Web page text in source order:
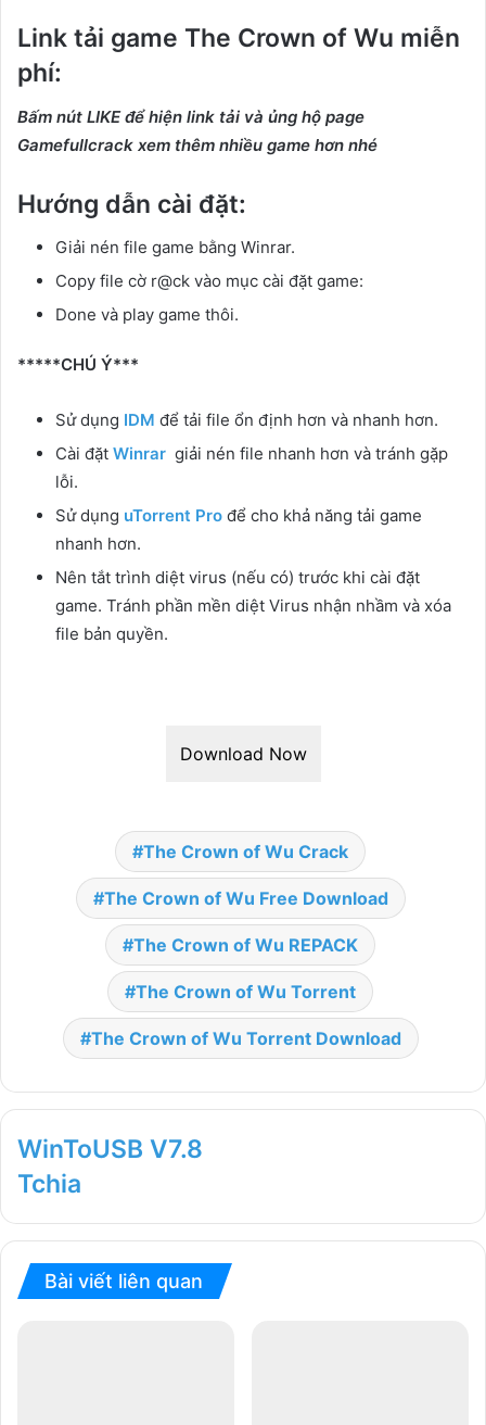
Link tải game The Crown of Wu miễn
phí:
Bấm nút LIKE để hiện link tải và ủng hộ page
Gamefullcrack xem thêm nhiều game hơn nhé
Hướng dẫn cài đặt:
Giải nén file game bằng Winrar.
Copy file cờ r@ck vào mục cài đặt game:
Done và play game thôi.
*****CHÚ Ý***
Sử dụng IDM để tải file ổn định hơn và nhanh hơn.
Cài đặt Winrar giải nén file nhanh hơn và tránh gặp
lỗi.
Sử dụng uTorrent Pro để cho khả năng tải game
nhanh hơn.
Nên tắt trình diệt virus (nếu có) trước khi cài đặt
game. Tránh phần mền diệt Virus nhận nhầm và xóa
file bản quyền.
Download Now
The Crown of Wu Crack
The Crown of Wu Free Download
The Crown of Wu REPACK
The Crown of Wu Torrent
The Crown of Wu Torrent Download
WinToUSB V7.8
Tchia
Bài viết liên quan